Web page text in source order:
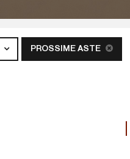
PROSSIME ASTE